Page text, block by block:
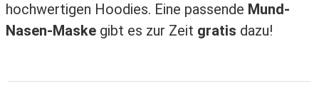
hochwertigen Hoodies. Eine passende Mund-
Nasen-Maske gibt es zur Zeit gratis dazu!